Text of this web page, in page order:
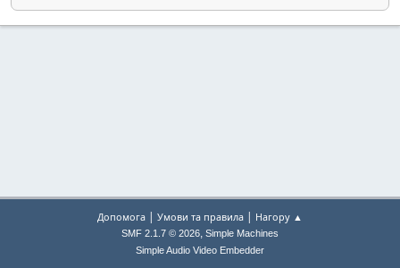
Допомога | Умови та правила | Нагору ▲
SMF 2.1.7 © 2026, Simple Machines
Simple Audio Video Embedder